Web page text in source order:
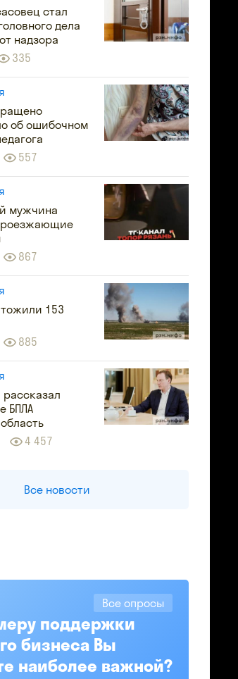
стал
дела
надзора
335
об ошибочном
557
мужчина
867
153
885
рассказал
БПЛА
4 457
Все новости
Все опросы
поддержки
бизнеса Вы
наиболее важной?